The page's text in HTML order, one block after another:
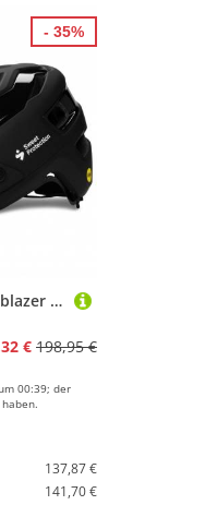
Sweet Protection - Trailblazer Mips Helmet - Radhelm Gr 53-56 cm - S/M schwarz
€ 198,95 €
00:39; der
137,87 €
141,70 €
- 35%